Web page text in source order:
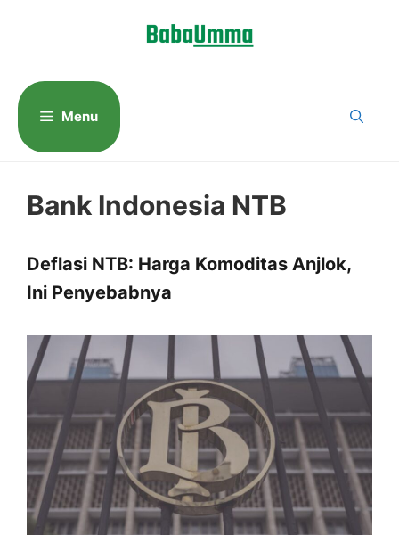
Menu
Bank Indonesia NTB
Deflasi NTB: Harga Komoditas Anjlok,
Ini Penyebabnya